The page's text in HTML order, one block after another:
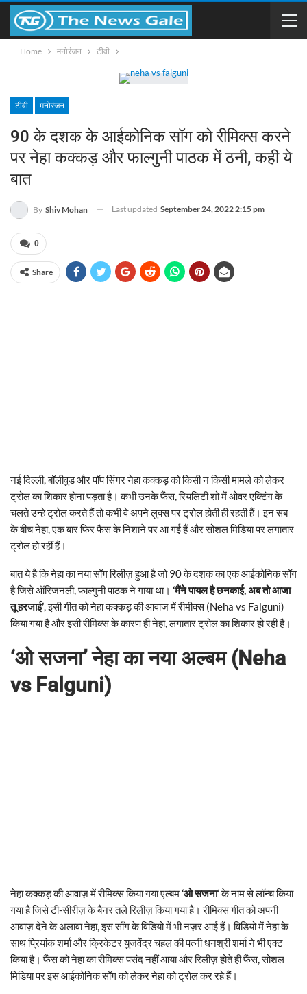
Home मनोरंजन टीवी
टीवी मनोरंजन
90 के दशक के आईकोनिक सॉग को रीमिक्स करने
पर नेहा कक्कड़ और फाल्गुनी पाठक में ठनी, कही ये
बात
By Shiv Mohan Last updated September 24, 2022 2:15 pm
0
Share
नई दिल्ली, बॉलीवुड और पॉप सिंगर नेहा कक्कड़ को किसी न किसी मामले को लेकर
ट्रोल का शिकार होना पड़ता है। कभी उनके फैंस, रियलिटी शो में ओवर एक्टिंग के
चलते उन्हे ट्रोल करते हैं तो कभी वे अपने लुक्स पर ट्रोल होती ही रहती हैं। इन सब
के बीच नेहा, एक बार फिर फैंस के निशाने पर आ गई हैं और सोशल मिडिया पर लगातार
ट्रोल हो रहीं हैं।
बात ये है कि नेहा का नया सॉग रिलीज़ हुआ है जो 90 के दशक का एक आईकोनिक सॉग
है जिसे ऑरिजनली, फाल्गुनी पाठक ने गाया था। ‘मैंने पायल है छनकाई, अब तो आजा
तू हरजाई’, इसी गीत को नेहा कक्कड़ की आवाज में रीमीक्स (Neha vs Falguni)
किया गया है और इसी रीमिक्स के कारण ही नेहा, लगातार ट्रोल का शिकार हो रही हैं।
‘ओ सजना’ नेहा का नया अल्बम (Neha
vs Falguni)
नेहा कक्कड़ की आवाज़ में रीमिक्स किया गया एल्बम‘ओ सजना’के नाम से लॉन्च किया
गया है जिसे टी-सीरीज़ के बैनर तले रिलीज़ किया गया है। रीमिक्स गीत को अपनी
आवाज़ देने के अलावा नेहा, इस सॉंग के विडियो में भी नज़र आई हैं। विडियो में नेहा के
साथ प्रियांक शर्मा और क्रिकेटर युजवेंद्र चहल की पत्नी धनश्री शर्मा ने भी एक्ट
किया है। फैंस को नेहा का रीमिक्स पसंद नहीं आया और रिलीज़ होते ही फैंस, सोशल
मिडिया पर इस आईकोनिक सॉंग को लेकर नेहा को ट्रोल कर रहे हैं।